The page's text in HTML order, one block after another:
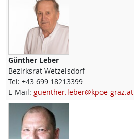
Günther Leber
Bezirksrat Wetzelsdorf
Tel: +43 699 18213399
E-Mail: guenther.leber@kpoe-graz.at